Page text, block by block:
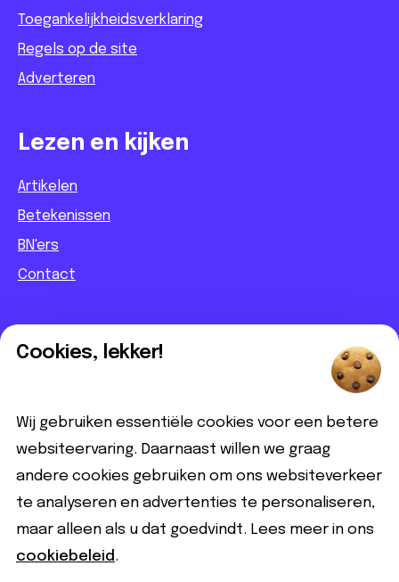
Toegankelijkheidsverklaring
Regels op de site
Adverteren
Lezen en kijken
Artikelen
Betekenissen
BN'ers
Contact
Informatief
Partnerbijdrage
Disclaimer
Volg ons
Cookies, lekker!
Wij gebruiken essentiële cookies voor een betere
websiteervaring. Daarnaast willen we graag
andere cookies gebruiken om ons websiteverkeer
te analyseren en advertenties te personaliseren,
maar alleen als u dat goedvindt. Lees meer in ons
cookiebeleid .